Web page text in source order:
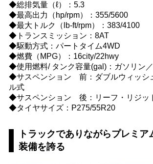
◆総排気量（ℓ）：5.3
◆最高出力（hp/rpm）：355/5600
◆最大トルク（lb-ft/rpm）：383/4100
◆トランスミッション：8AT
◆駆動方式：パートタイム4WD
◆燃費（MPG）：16city/22hwy
◆使用燃料/ タンク容量(gal)：ガソリン
◆サスペンション 前：ダブルウィッシ
ル式
◆サスペンション 後：リーフ・リジ
◆タイヤサイズ：P275/55R20
トラックでありながらプレミ
装備を誇る